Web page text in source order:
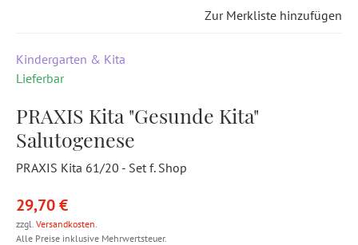
Zur Merkliste hinzufügen
Kindergarten & Kita
Lieferbar
PRAXIS Kita "Gesunde Kita"
Salutogenese
PRAXIS Kita 61/20 - Set f. Shop
29,70 €
zzgl. Versandkosten.
Alle Preise inklusive Mehrwertsteuer.